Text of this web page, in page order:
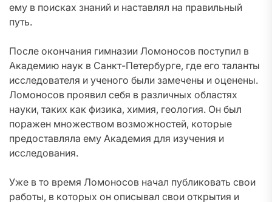
ему в поисках знаний и наставлял на правильный
путь.
После окончания гимназии Ломоносов поступил в
Академию наук в Санкт-Петербурге, где его таланты
исследователя и ученого были замечены и оценены.
Ломоносов проявил себя в различных областях
науки, таких как физика, химия, геология. Он был
поражен множеством возможностей, которые
предоставляла ему Академия для изучения и
исследования.
Уже в то время Ломоносов начал публиковать свои
работы, в которых он описывал свои открытия и